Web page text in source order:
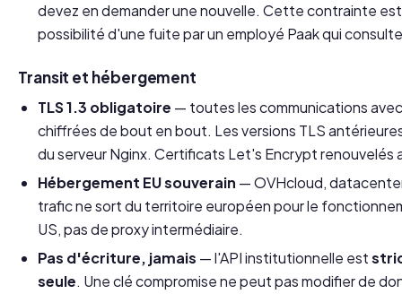
devez en demander une nouvelle. Cette contrainte
possibilité d'une fuite par un employé Paak qui
Transit et hébergement
TLS 1.3 obligatoire — toutes les communications
chiffrées de bout en bout. Les versions TLS
du serveur Nginx. Certificats Let's Encrypt
Hébergement EU souverain — OVHcloud,
trafic ne sort du territoire européen pour le
US, pas de proxy intermédiaire.
Pas d'écriture, jamais — l'API institutionnelle est
seule. Une clé compromise ne peut pas modifier de